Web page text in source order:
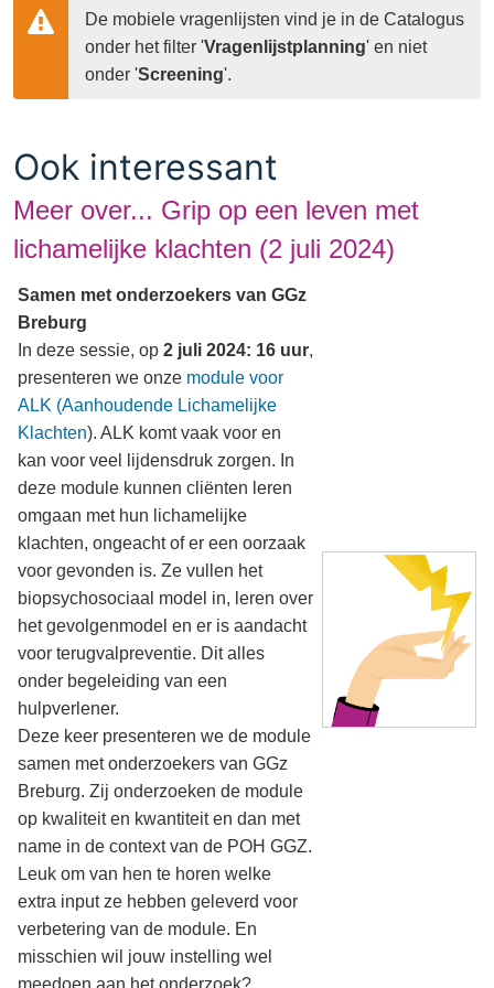
De mobiele vragenlijsten vind je in de Catalogus
onder het filter 'Vragenlijstplanning' en niet
onder 'Screening'.
Ook interessant
Meer over... Grip op een leven met
lichamelijke klachten (2 juli 2024)
Samen met onderzoekers van GGz
Breburg
In deze sessie, op 2 juli 2024: 16 uur,
presenteren we onze module voor
ALK (Aanhoudende Lichamelijke
Klachten). ALK komt vaak voor en
kan voor veel lijdensdruk zorgen. In
deze module kunnen cliënten leren
omgaan met hun lichamelijke
klachten, ongeacht of er een oorzaak
voor gevonden is. Ze vullen het
biopsychosociaal model in, leren over
het gevolgenmodel en er is aandacht
voor terugvalpreventie. Dit alles
onder begeleiding van een
hulpverlener.
Deze keer presenteren we de module
samen met onderzoekers van GGz
Breburg. Zij onderzoeken de module
op kwaliteit en kwantiteit en dan met
name in de context van de POH GGZ.
Leuk om van hen te horen welke
extra input ze hebben geleverd voor
verbetering van de module. En
misschien wil jouw instelling wel